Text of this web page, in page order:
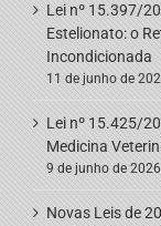
Lei nº 15.397/
Estelionato: o
Incondicionada
11 de junho de
Lei nº 15.425/
Medicina
9 de junho de 2026
Novas Leis de